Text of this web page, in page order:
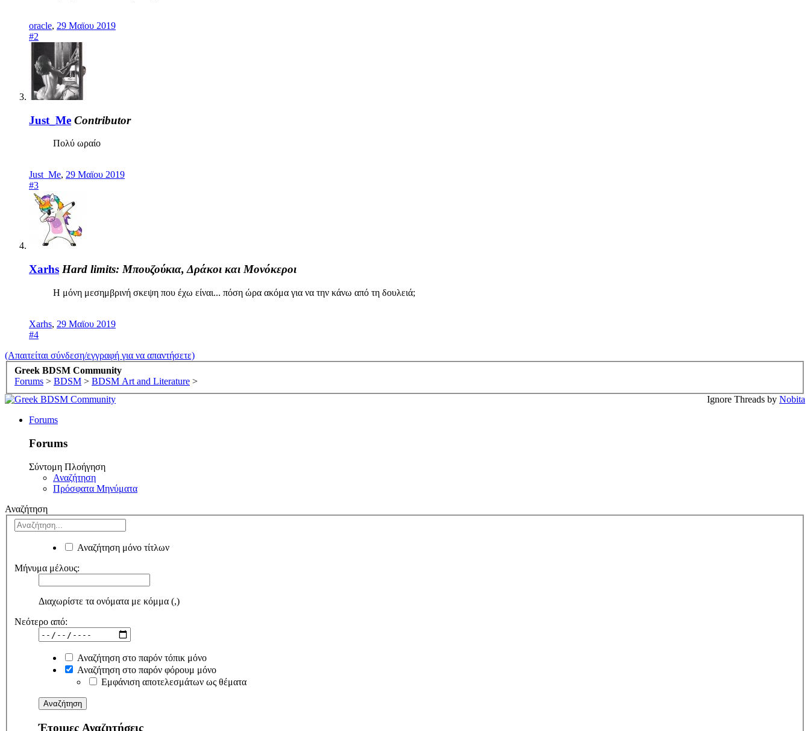
oracle, 29 Μαϊου 2019
#2
Just_Me Contributor
Πολύ ωραίο
Just_Me, 29 Μαϊου 2019
#3
Xarhs Hard limits: Μπουζούκια, Δράκοι και Μονόκεροι
Η μόνη μεσημβρινή σκεψη που έχω είναι... πόση ώρα ακόμα για να την κάνω από τη δουλειά;
Xarhs, 29 Μαϊου 2019
#4
(Απαιτείται σύνδεση/εγγραφή για να απαντήσετε)
Greek BDSM Community
Forums > BDSM > BDSM Art and Literature >
Ignore Threads by Nobita
Forums
Forums
Σύντομη Πλοήγηση
Αναζήτηση
Πρόσφατα Μηνύματα
Αναζήτηση
Αναζήτηση μόνο τίτλων
Μήνυμα μέλους:
Διαχωρίστε τα ονόματα με κόμμα (,)
Νεότερο από:
Αναζήτηση στο παρόν τόπικ μόνο
Αναζήτηση στο παρόν φόρουμ μόνο
Εμφάνιση αποτελεσμάτων ως θέματα
Έτοιμες Αναζητήσεις